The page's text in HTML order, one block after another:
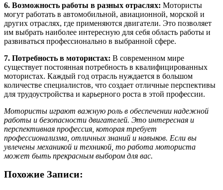
6. Возможность работы в разных отраслях: Мотористы
могут работать в автомобильной, авиационной, морской и
других отраслях, где применяются двигатели. Это позволяет
им выбрать наиболее интересную для себя область работы и
развиваться профессионально в выбранной сфере.
7. Потребность в мотористах: В современном мире
существует постоянная потребность в квалифицированных
мотористах. Каждый год отрасль нуждается в большом
количестве специалистов, что создает отличные перспективы
для трудоустройства и карьерного роста в этой профессии.
Мотористы играют важную роль в обеспечении надежной
работы и безопасности двигателей. Это интересная и
перспективная профессия, которая требует
профессионализма, отличных знаний и навыков. Если вы
увлечены механикой и техникой, то работа моториста
может быть прекрасным выбором для вас.
Похожие Записи: